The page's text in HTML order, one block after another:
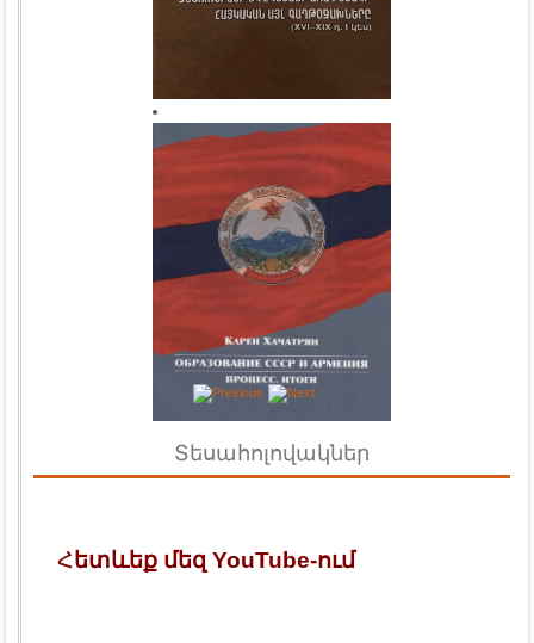
Տեսահոլովակներ
Հետևեք մեզ YouTube-ում